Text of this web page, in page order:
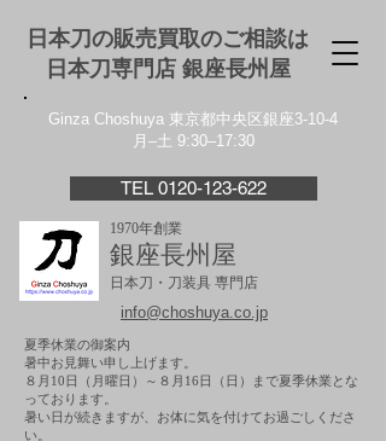
日本刀の販売買取のご相談は
日本刀専門店 銀座⻑州屋
Ginza Choshuya 東京都中央区銀座3-10-4
月–土 9:30–17:30
TEL 0120-123-622
1970年創業
銀座長州屋
日本刀・刀装具 専門店
info@choshuya.co.jp
夏季休業の御案内
暑中お見舞い申し上げます。
８月10日（月曜日）～８月16日（日）まで夏季休業とな
っております。
​暑い日が続きますが、お体に気を付けてお過ごしくださ
い。